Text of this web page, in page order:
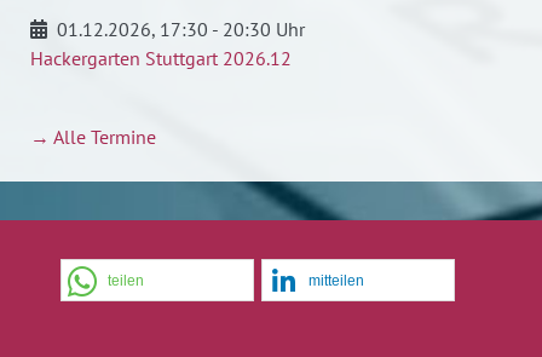
01.12.2026, 17:30 - 20:30 Uhr
Hackergarten Stuttgart 2026.12
→ Alle Termine
teilen mitteilen